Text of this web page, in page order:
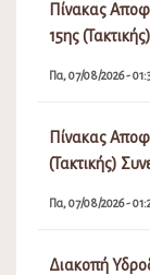
Πίνακας
15ης
Πα, 07/08/2026 -
Πίνακας
(Τακτικής)
Πα, 07/08/2026 -
Διακοπή